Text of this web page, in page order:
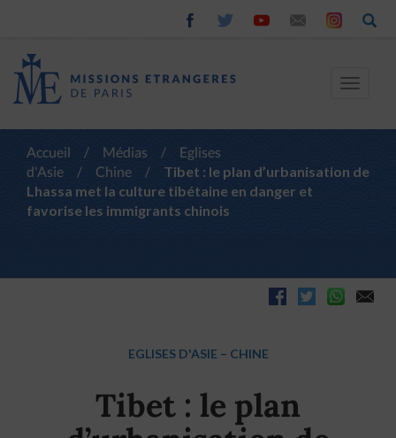
Toggle
Accueil / Médias /
Eglises
d'Asie
/ Chine /
Tibet : le plan d’urbanisation de
Lhassa met la culture tibétaine en danger et
favorise les immigrants chinois
EGLISES D'ASIE – CHINE
Tibet : le plan